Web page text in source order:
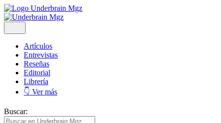
Artículos
Entrevistas
Reseñas
Editorial
Librería
👇 Ver más
Buscar: